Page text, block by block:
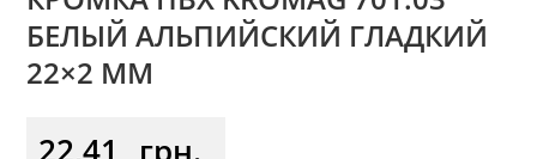
БЕЛЫЙ АЛЬПИЙСКИЙ ГЛАДКИЙ
22×2 ММ